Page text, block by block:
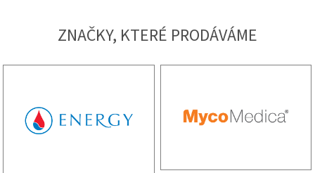
ZNAČKY, KTERÉ PRODÁVÁME